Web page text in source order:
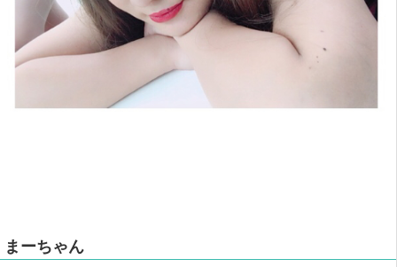
まーちゃん